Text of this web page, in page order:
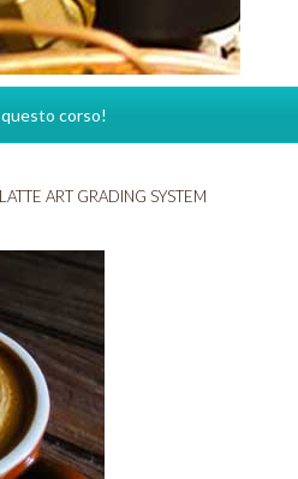
corso!
ART GRADING SYSTEM